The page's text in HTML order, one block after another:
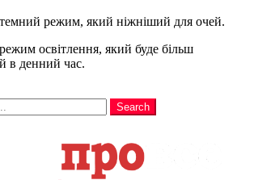
режим, який ніжніший для очей.
освітлення, який буде більш
в денний час.
Search